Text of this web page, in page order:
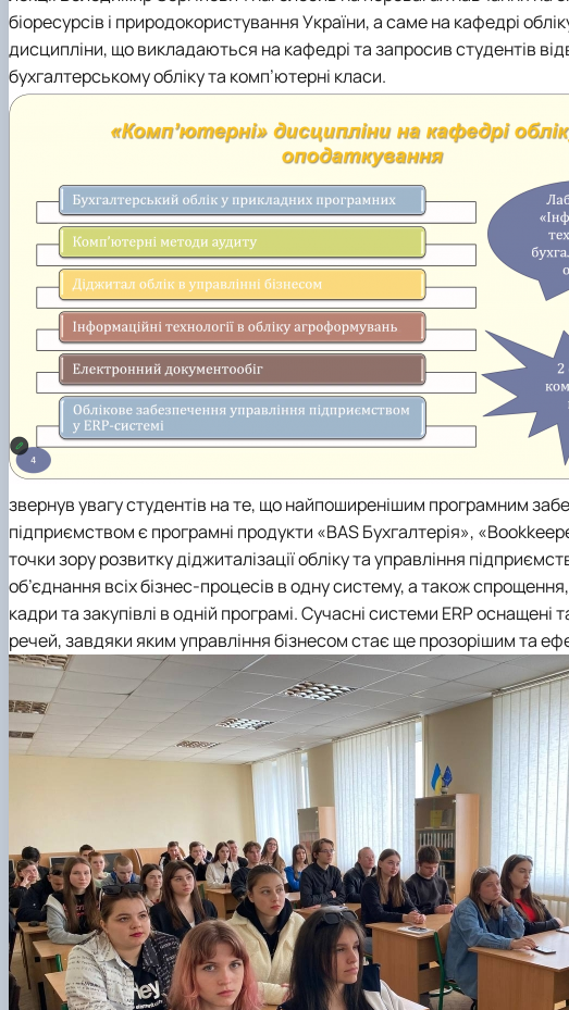
біоресурсів і природокористування України, а саме на кафедрі
дисципліни, що викладаються на кафедрі та запросив студентів
бухгалтерському обліку та комп’ютерні класи.
звернув увагу студентів на те, що найпоширенішим програмним
підприємством є програмні продукти «BAS Бухгалтерія»,
точки зору розвитку діджиталізації обліку та управління
об’єднання всіх бізнес-процесів в одну систему, а також
кадри та закупівлі в одній програмі. Сучасні системи ERP
речей, завдяки яким управління бізнесом стає ще прозорішим та